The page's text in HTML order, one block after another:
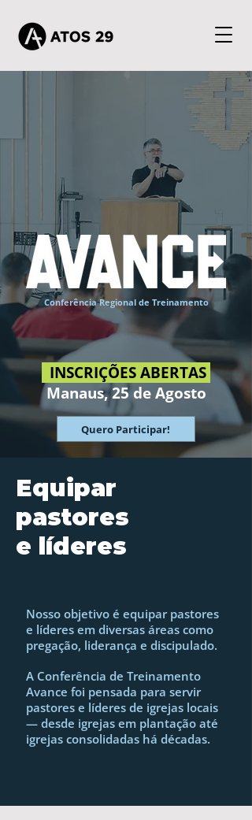
Conferência Regional de Treinamento
INSCRIÇÕES ABERTAS
Manaus, 25 de Agosto
Quero Participar!
Equipar
pastores
e líderes
Nosso objetivo é equipar pastores
e líderes em diversas áreas como
pregação, liderança e discipulado.
A Conferência de Treinamento
Avance foi pensada para servir
pastores e líderes de igrejas locais
— desde igrejas em plantação até
igrejas consolidadas há décadas.